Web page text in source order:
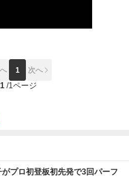
1
次へ
1 /1ページ
がプロ初登板初先発で3回パーフ